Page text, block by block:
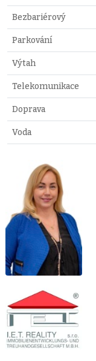
Bezbariérový
Parkování
Výtah
Telekomunikace
Doprava
Voda